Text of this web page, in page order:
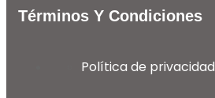
Términos Y Condiciones
Política de privacidad